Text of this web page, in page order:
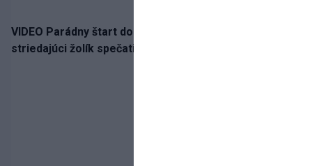
VIDEO Parádny štart do sezóny!: Rýchlik Boženík ako
striedajúci žolík spečatil postup Stoke